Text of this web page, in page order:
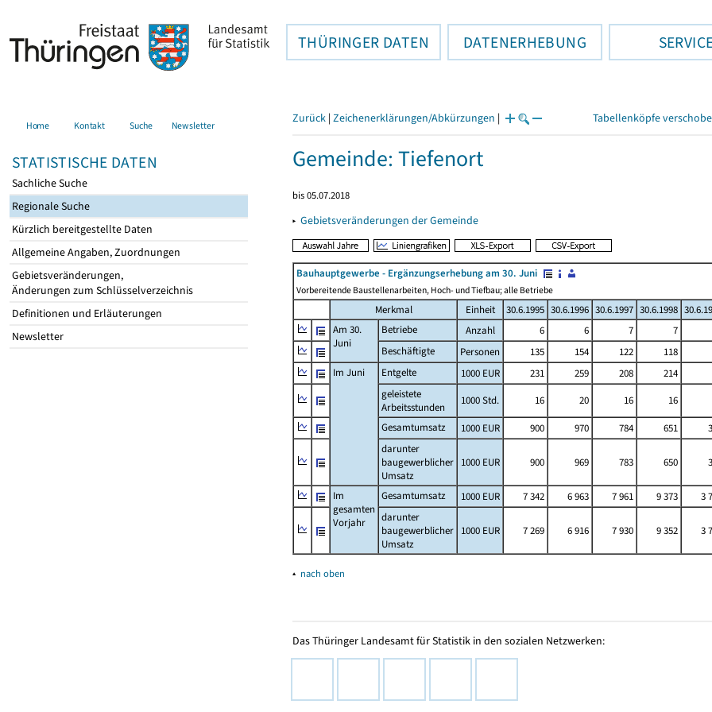
THÜRINGER DATEN DATENERHEBUNG
Home Kontakt Suche Newsletter
STATISTISCHE DATEN
Sachliche Suche
Regionale Suche
Kürzlich bereitgestellte Daten
Allgemeine Angaben, Zuordnungen
Gebietsveränderungen,
Änderungen zum Schlüsselverzeichnis
Definitionen und Erläuterungen
Newsletter
Zurück | Zeichenerklärungen/Abkürzungen | Tabellenköpfe
Gemeinde: Tiefenort
bis 05.07.2018
▸ Gebietsveränderungen der Gemeinde
Bauhauptgewerbe - Ergänzungserhebung am 30. Juni
Vorbereitende Baustellenarbeiten, Hoch- und Tiefbau; alle Betriebe
Merkmal Einheit 30.6.1995 30.6.1996 30.6.1997 30.6.1998
Am 30.
Juni
Betriebe Anzahl 6 6 7 7
Beschäftigte
Personen 135 154 122 118
Im Juni
Entgelte 1000 EUR 231 259 208 214
geleistete
Arbeitsstunden
1000 Std. 16 20 16 16
Gesamtumsatz
1000 EUR 900 970 784 651
darunter
baugewerblicher
Umsatz
1000 EUR 900 969 783 650
Im
gesamten
Vorjahr
Gesamtumsatz 1000 EUR 7 342 6 963 7 961 9 373 3
darunter
baugewerblicher
Umsatz
1000 EUR 7 269 6 916 7 930 9 352 3
▴ nach oben
Das Thüringer Landesamt für Statistik in den sozialen Netzwerken: